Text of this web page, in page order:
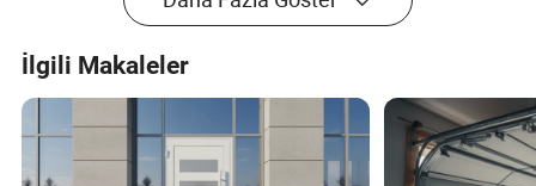
Kayar Dış Karbon
Kristal Su Geçirmez
Yangın Sınıflı Ev
Kapısı
Alüminyum
Paslanmaz Çelik
Kapı
Fiyatlı Kapı
İlgili Makaleler